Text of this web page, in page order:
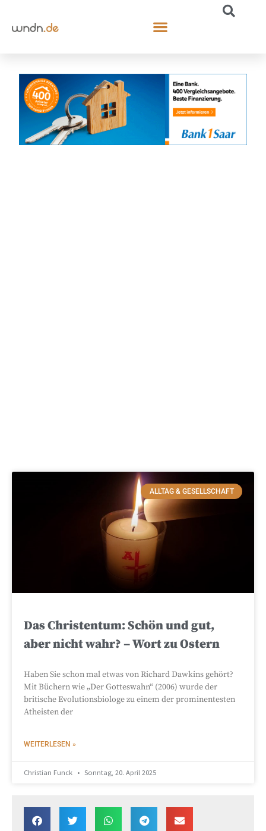
ALLTAG & GESELLSCHAFT
Das Christentum: Schön und gut,
aber nicht wahr? – Wort zu Ostern
Haben Sie schon mal etwas von Richard Dawkins gehört?
Mit Büchern wie „Der Gotteswahn“ (2006) wurde der
britische Evolutionsbiologe zu einem der prominentesten
Atheisten der
WEITERLESEN »
Christian Funck Sonntag, 20. April 2025